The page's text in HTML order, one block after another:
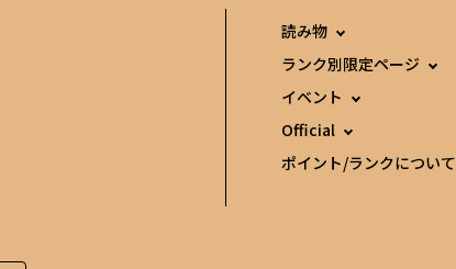
読み物
ランク別限定ページ
イベント
Official
ポイント/ランクについて